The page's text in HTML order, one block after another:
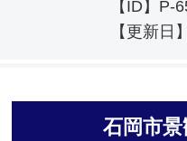
【ID】 P-
【更新日】
石岡市